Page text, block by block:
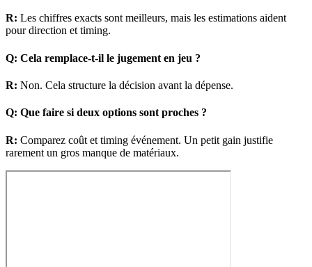
R: Les chiffres exacts sont meilleurs, mais les estimations aident
pour direction et timing.
Q: Cela remplace-t-il le jugement en jeu ?
R: Non. Cela structure la décision avant la dépense.
Q: Que faire si deux options sont proches ?
R: Comparez coût et timing événement. Un petit gain justifie
rarement un gros manque de matériaux.